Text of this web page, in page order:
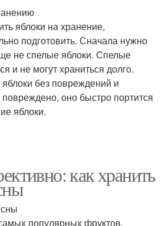
яблоки на хранение,
подготовить. Сначала нужно
не спелые яблоки. Спелые
и не могут храниться долго.
без повреждений и
оно быстро портится
яблоки.
как хранить
популярных фруктов,